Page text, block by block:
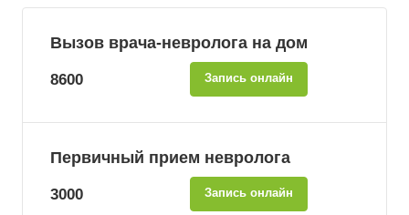
Вызов врача-невролога на дом
8600 Запись онлайн
Первичный прием невролога
3000 Запись онлайн